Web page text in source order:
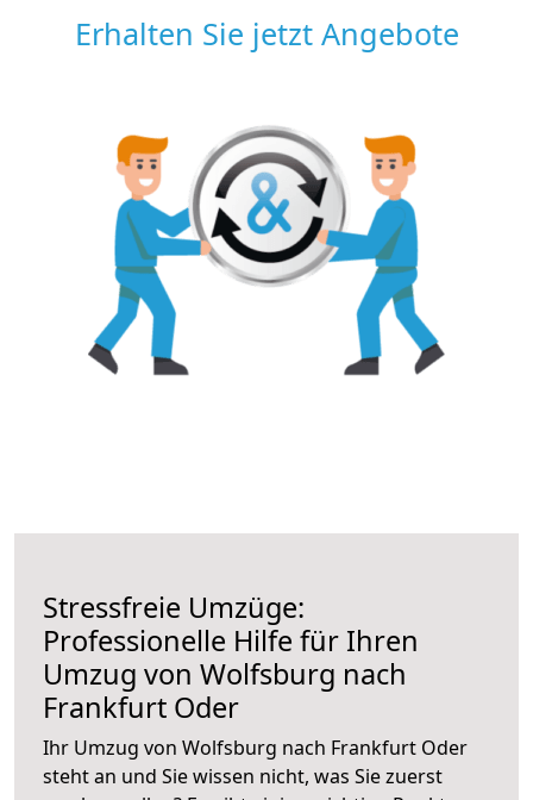
Erhalten Sie jetzt Angebote
Stressfreie Umzüge:
Professionelle Hilfe für Ihren
Umzug von Wolfsburg nach
Frankfurt Oder
Ihr Umzug von Wolfsburg nach Frankfurt Oder
steht an und Sie wissen nicht, was Sie zuerst